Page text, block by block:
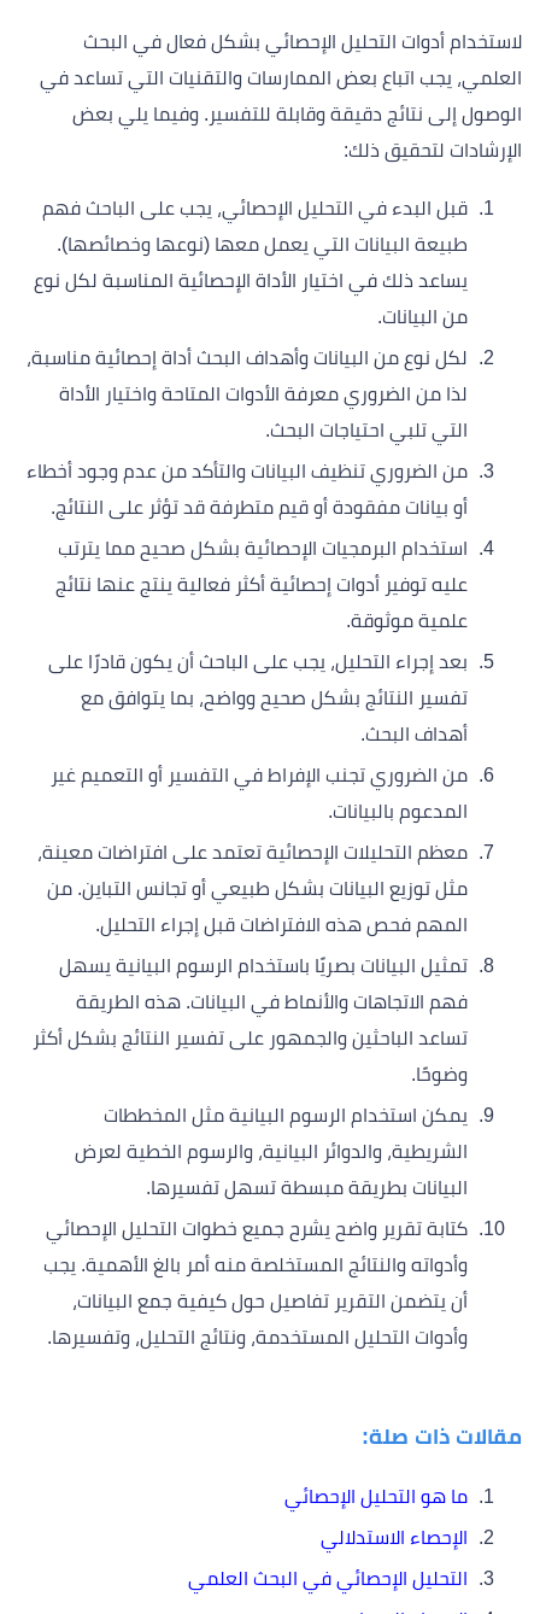
لاستخدام أدوات التحليل الإحصائي بشكل فعال في البحث
العلمي، يجب اتباع بعض الممارسات والتقنيات التي تساعد في
الوصول إلى نتائج دقيقة وقابلة للتفسير. وفيما يلي بعض
الإرشادات لتحقيق ذلك:
قبل البدء في التحليل الإحصائي، يجب على الباحث فهم
طبيعة البيانات التي يعمل معها (نوعها وخصائصها).
يساعد ذلك في اختيار الأداة الإحصائية المناسبة لكل نوع
من البيانات.
لكل نوع من البيانات وأهداف البحث أداة إحصائية مناسبة،
لذا من الضروري معرفة الأدوات المتاحة واختيار الأداة
التي تلبي احتياجات البحث.
من الضروري تنظيف البيانات والتأكد من عدم وجود أخطاء
أو بيانات مفقودة أو قيم متطرفة قد تؤثر على النتائج.
استخدام البرمجيات الإحصائية بشكل صحيح مما يترتب
عليه توفير أدوات إحصائية أكثر فعالية ينتج عنها نتائج
علمية موثوقة.
بعد إجراء التحليل، يجب على الباحث أن يكون قادرًا على
تفسير النتائج بشكل صحيح وواضح، بما يتوافق مع
أهداف البحث.
من الضروري تجنب الإفراط في التفسير أو التعميم غير
المدعوم بالبيانات.
معظم التحليلات الإحصائية تعتمد على افتراضات معينة،
مثل توزيع البيانات بشكل طبيعي أو تجانس التباين. من
المهم فحص هذه الافتراضات قبل إجراء التحليل.
تمثيل البيانات بصريًا باستخدام الرسوم البيانية يسهل
فهم الاتجاهات والأنماط في البيانات. هذه الطريقة
تساعد الباحثين والجمهور على تفسير النتائج بشكل أكثر
وضوحًا.
يمكن استخدام الرسوم البيانية مثل المخططات
الشريطية، والدوائر البيانية، والرسوم الخطية لعرض
البيانات بطريقة مبسطة تسهل تفسيرها.
كتابة تقرير واضح يشرح جميع خطوات التحليل الإحصائي
وأدواته والنتائج المستخلصة منه أمر بالغ الأهمية. يجب
أن يتضمن التقرير تفاصيل حول كيفية جمع البيانات،
وأدوات التحليل المستخدمة، ونتائج التحليل، وتفسيرها.
مقالات ذات صلة:
ما هو التحليل الإحصائي
الإحصاء الاستدلالي
التحليل الإحصائي في البحث العلمي